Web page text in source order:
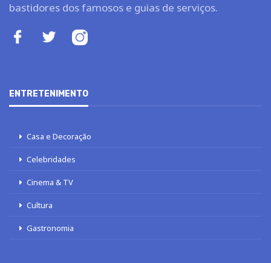
bastidores dos famosos e guias de serviços.
ENTRETENIMENTO
Casa e Decoração
Celebridades
Cinema & TV
Cultura
Gastronomia